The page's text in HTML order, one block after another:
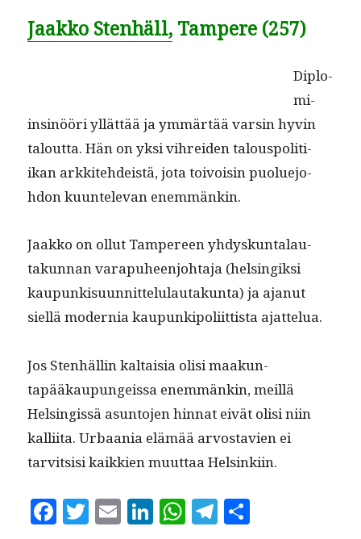
Jaakko Stenhäll, Tampere (257)
Diplo­
mi-
insinööri yllät­tää ja ymmärtää varsin hyvin
talout­ta. Hän on yksi vihrei­den talous­poli­ti­
ikan arkkite­hdeistä, jota toivoisin puolue­jo­
hdon kuun­tel­e­van enemmänkin.
Jaakko on ollut Tam­pereen yhdyskun­ta­lau­
takun­nan vara­puheen­jo­hta­ja (helsingik­si
kaupunkisu­un­nit­telu­lau­takun­ta) ja ajanut
siel­lä mod­er­nia kaupunkipoli­it­tista ajattelua.
Jos Sten­hällin kaltaisia olisi maakun­
tapääkaupungeis­sa enem­mänkin, meil­lä
Helsingis­sä asun­to­jen hin­nat eivät olisi niin
kalli­ita. Urbaa­nia elämää arvostavien ei
tarvit­sisi kaikkien muut­taa Helsinkiin.
F
T
E
Li W T